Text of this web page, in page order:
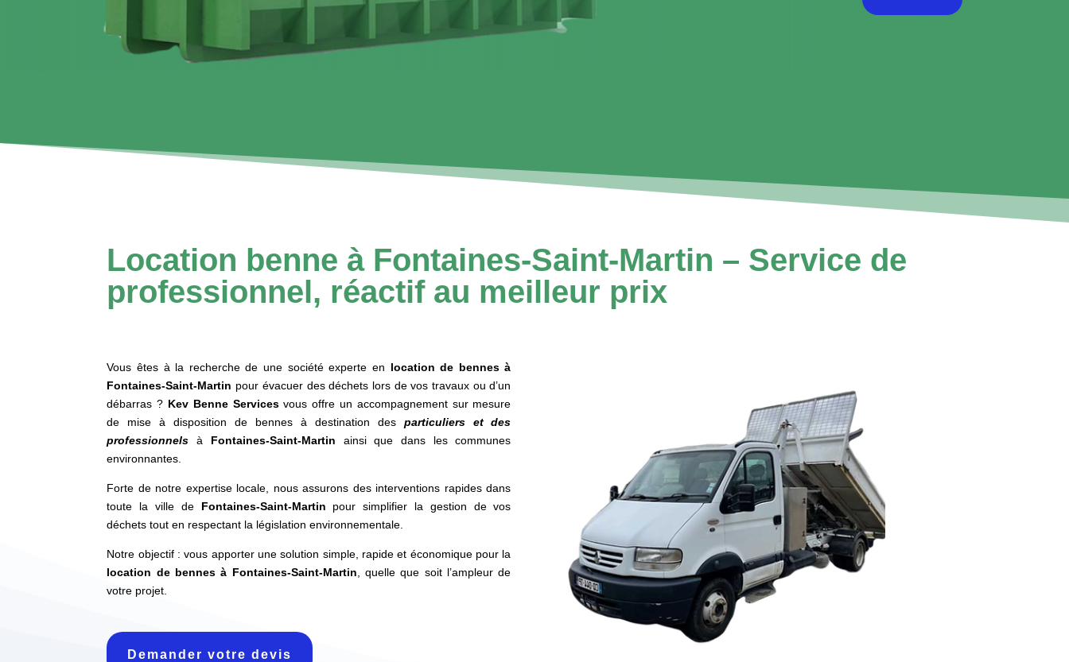
Location benne à Fontaines-Saint-Martin – Service de
professionnel, réactif au meilleur prix
Vous êtes à la recherche de une société experte en location de bennes à
Fontaines-Saint-Martin pour évacuer des déchets lors de vos travaux ou d’un
débarras ? Kev Benne Servicesvous offre un accompagnement sur mesure
de mise à disposition de bennes à destination des particuliers et des
professionnels à Fontaines-Saint-Martin ainsi que dans les communes
environnantes.
Forte de notre expertise locale, nous assurons des interventions rapides dans
toute la ville de Fontaines-Saint-Martin pour simplifier la gestion de vos
déchets tout en respectant la législation environnementale.
Notre objectif : vous apporter une solution simple, rapide et économique pour la
location de bennes à Fontaines-Saint-Martin , quelle que soit l’ampleur de
votre projet.
Demander votre devis